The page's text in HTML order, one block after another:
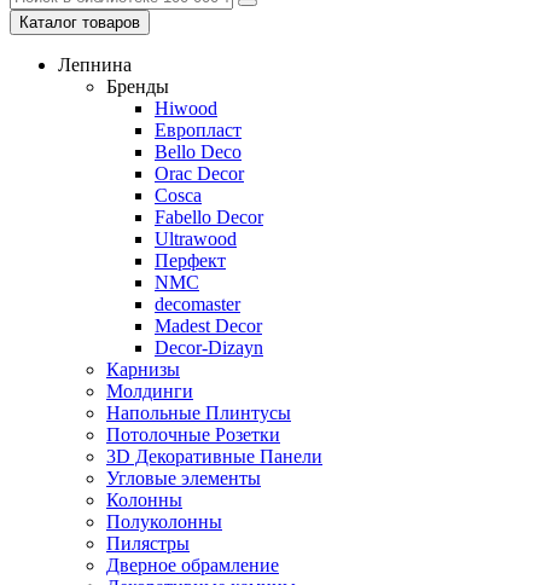
Каталог товаров
Лепнина
Бренды
Hiwood
Европласт
Bello Deco
Orac Decor
Cosca
Fabello Decor
Ultrawood
Перфект
NMC
decomaster
Madest Decor
Decor-Dizayn
Карнизы
Молдинги
Напольные Плинтусы
Потолочные Розетки
3D Декоративные Панели
Угловые элементы
Колонны
Полуколонны
Пилястры
Дверное обрамление